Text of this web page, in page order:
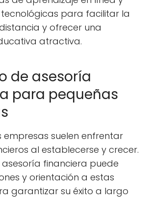
para facilitar la
y ofrecer una
atractiva.
de asesoría
para pequeñas
empresas suelen enfrentar
al establecerse y crecer.
asesoría financiera puede
y orientación a estas
garantizar su éxito a largo